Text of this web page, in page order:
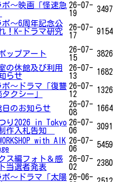
ボ～映画「怪速急 26-07-
19
3497
ボ～6周年記念公
！K-ドラマ研究
26-07-
17
9154
ップアート
26-07-
15
3826
の休館及び利用
らせ
26-07-
13
1682
ボ～ドラマ「復讐
クシー」
26-07-
12
1326
のお知らせ
26-07-
08
1664
り2026 in Tokyo
作入札告知
26-07-
06
3091
with AIK 26-07-
06
5459
ス編フォト＆感
当選者発表
26-07-
02
2380
ボ～ドラマ「太陽 26-06-